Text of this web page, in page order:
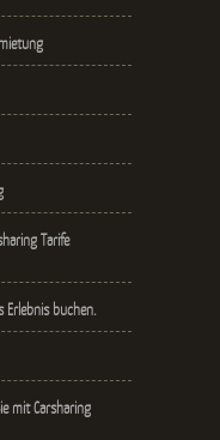
Tarife
Erlebnis buchen.
mit Carsharing